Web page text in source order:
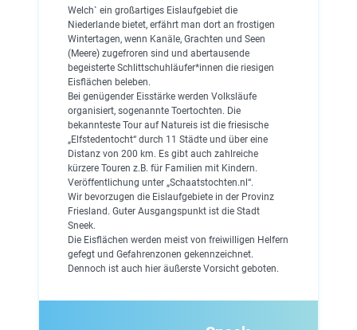
Welch` ein großartiges Eislaufgebiet die
Niederlande bietet, erfährt man dort an frostigen
Wintertagen, wenn Kanäle, Grachten und Seen
(Meere) zugefroren sind und abertausende
begeisterte Schlittschuhläufer*innen die riesigen
Eisflächen beleben.
Bei genügender Eisstärke werden Volksläufe
organisiert, sogenannte Toertochten. Die
bekannteste Tour auf Natureis ist die friesische
„Elfstedentocht“ durch 11 Städte und über eine
Distanz von 200 km. Es gibt auch zahlreiche
kürzere Touren z.B. für Familien mit Kindern.
Veröffentlichung unter „Schaatstochten.nl“.
Wir bevorzugen die Eislaufgebiete in der Provinz
Friesland. Guter Ausgangspunkt ist die Stadt
Sneek.
Die Eisflächen werden meist von freiwilligen Helfern
gefegt und Gefahrenzonen gekennzeichnet.
Dennoch ist auch hier äußerste Vorsicht geboten.